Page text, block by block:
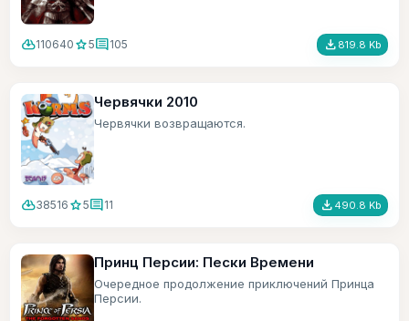
cloud_download110640 star5comment105 file_download 819.8 Kb
Червячки 2010
Червячки возвращаются.
cloud_download38516 star5comment11 file_download 490.8 Kb
Принц Персии: Пески Времени
Очередное продолжение приключений Принца
Персии.